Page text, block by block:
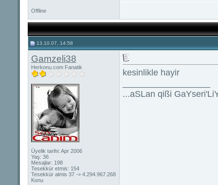
Offline
13.10.07, 14:58
Gamzeli38
Herkonu.com Fanatik
Üyelik tarihi: Apr 2006
Yaş: 36
Mesajlar: 198
Tesekkür etmis: 154
Tesekkür almis 37 -> 4.294.967.268
Konu
kesinlikle hayir
...aSLan qißi